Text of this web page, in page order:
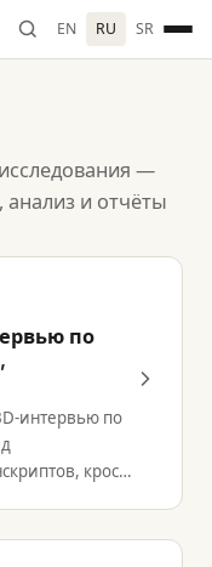
EN RU SR
—
анализ и отчёты
по
интервью по
кросс-